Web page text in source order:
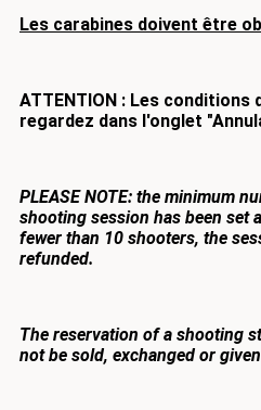
Les carabines doivent être
ATTENTION : Les
regardez dans l'onglet
PLEASE NOTE: the minimum
shooting session has been set
fewer than 10 shooters, the
refunded.
The reservation of a shooting
not be sold, exchanged or